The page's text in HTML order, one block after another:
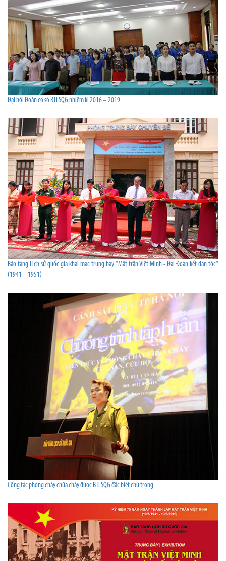
Đại hội Đoàn cơ sở BTLSQG nhiệm kì 2016 – 2019
Bảo tàng Lịch sử quốc gia khai mạc trưng bày "Mặt trận Việt Minh - Đại Đoàn kết dân tộc"
(1941 – 1951)
Công tác phòng cháy chữa cháy được BTLSQG đặc biệt chú trọng